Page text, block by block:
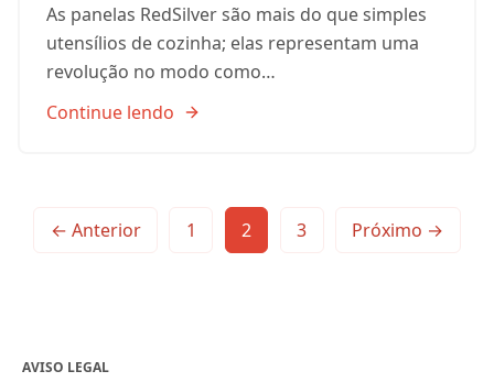
As panelas RedSilver são mais do que simples
utensílios de cozinha; elas representam uma
revolução no modo como…
Continue lendo
Paginação
← Anterior 1 2 3 Próximo →
AVISO LEGAL